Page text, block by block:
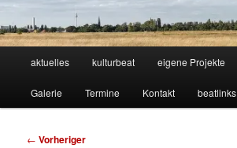
aktuelles kulturbeat eigene Projekte
Galerie Termine Kontakt beatlinks
Beitragsnavigation
← Vorheriger